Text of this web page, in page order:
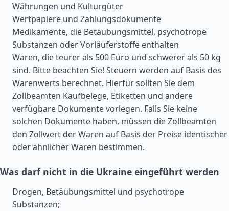
Währungen und Kulturgüter
Wertpapiere und Zahlungsdokumente
Medikamente, die Betäubungsmittel, psychotrope
Substanzen oder Vorläuferstoffe enthalten
Waren, die teurer als 500 Euro und schwerer als 50 kg
sind. Bitte beachten Sie! Steuern werden auf Basis des
Warenwerts berechnet. Hierfür sollten Sie dem
Zollbeamten Kaufbelege, Etiketten und andere
verfügbare Dokumente vorlegen. Falls Sie keine
solchen Dokumente haben, müssen die Zollbeamten
den Zollwert der Waren auf Basis der Preise identischer
oder ähnlicher Waren bestimmen.
Was darf nicht in die Ukraine eingeführt werden
Drogen, Betäubungsmittel und psychotrope
Substanzen;